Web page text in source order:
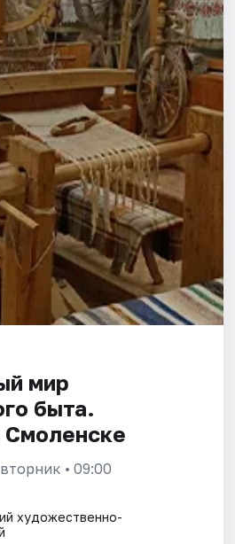
мир
быта.
Смоленске
вторник • 09:00
художественно-